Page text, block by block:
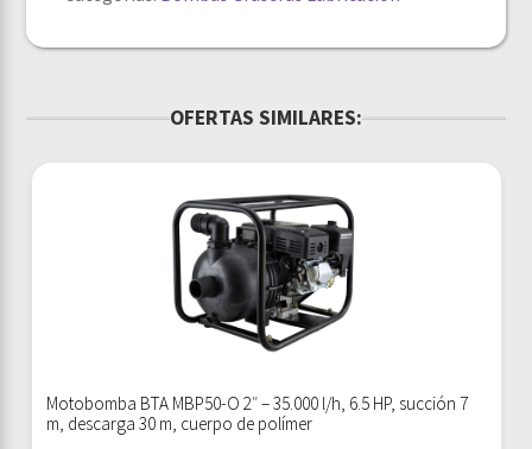
OFERTAS SIMILARES:
Motobomba BTA MBP50-O 2″ – 35.000 l/h, 6.5 HP, succión 7
m, descarga 30 m, cuerpo de polímer